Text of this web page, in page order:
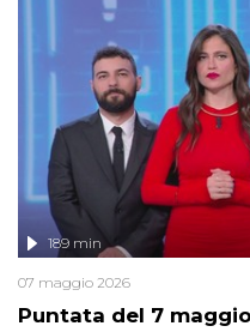
globali e del complottismo
social network, talk show,
Puntata del 7 maggio
189 min
07 maggio 2026